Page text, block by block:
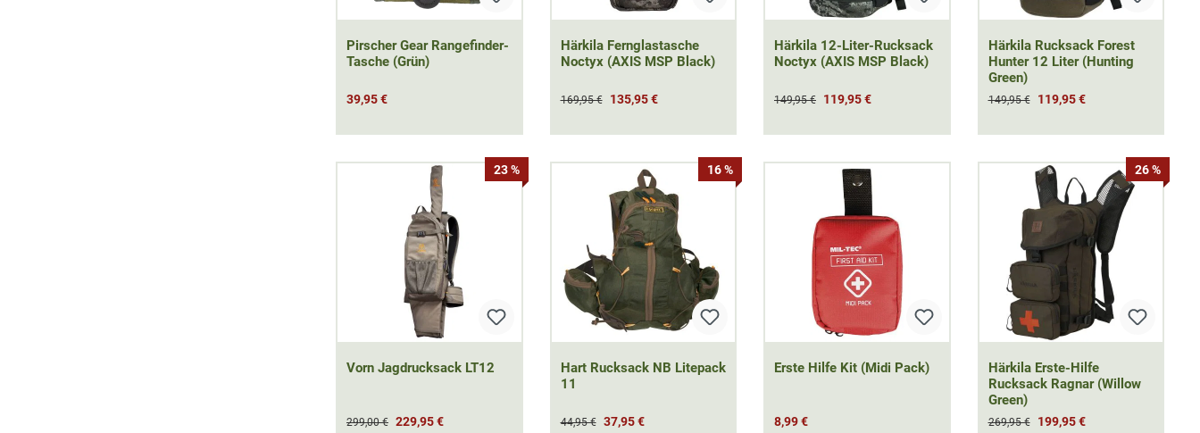
Pirscher Gear Rangefinder-
Tasche (Grün)
39,95 €
Härkila Fernglastasche
Noctyx (AXIS MSP Black)
169,95 € 135,95 €
Härkila 12-Liter-Rucksack
Noctyx (AXIS MSP Black)
149,95 € 119,95 €
Härkila Rucksack Forest
Hunter 12 Liter (Hunting
Green)
149,95 € 119,95 €
23 %
Vorn Jagdrucksack LT12
299,00 € 229,95 €
16 %
Hart Rucksack NB Litepack
11
44,95 € 37,95 €
Erste Hilfe Kit (Midi Pack)
8,99 €
26 %
Härkila Erste-Hilfe
Rucksack Ragnar (Willow
Green)
269,95 € 199,95 €